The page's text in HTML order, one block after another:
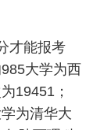
才能报考
大学为西
19451；
为清华大